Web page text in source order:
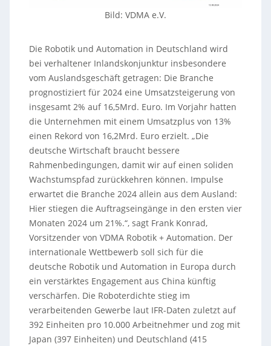
Bild: VDMA e.V.
Die Robotik und Automation in Deutschland wird
bei verhaltener Inlandskonjunktur insbesondere
vom Auslandsgeschäft getragen: Die Branche
prognostiziert für 2024 eine Umsatzsteigerung von
insgesamt 2% auf 16,5Mrd. Euro. Im Vorjahr hatten
die Unternehmen mit einem Umsatzplus von 13%
einen Rekord von 16,2Mrd. Euro erzielt. „Die
deutsche Wirtschaft braucht bessere
Rahmenbedingungen, damit wir auf einen soliden
Wachstumspfad zurückkehren können. Impulse
erwartet die Branche 2024 allein aus dem Ausland:
Hier stiegen die Auftragseingänge in den ersten vier
Monaten 2024 um 21%.“, sagt Frank Konrad,
Vorsitzender von VDMA Robotik + Automation. Der
internationale Wettbewerb soll sich für die
deutsche Robotik und Automation in Europa durch
ein verstärktes Engagement aus China künftig
verschärfen. Die Roboterdichte stieg im
verarbeitenden Gewerbe laut IFR-Daten zuletzt auf
392 Einheiten pro 10.000 Arbeitnehmer und zog mit
Japan (397 Einheiten) und Deutschland (415